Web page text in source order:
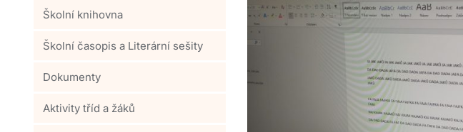
Školní knihovna
Školní časopis a Literární sešity
Dokumenty
Aktivity tříd a žáků